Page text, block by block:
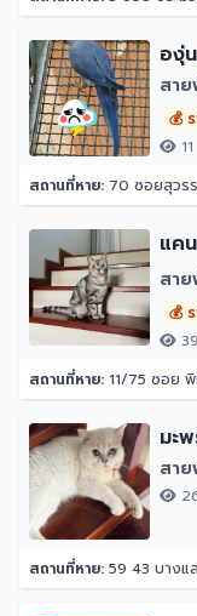
องุ่น
สา
💰
11
สถานที่หาย: 70 ซอยสุวร
แค
สา
💰
39
สถานที่หาย: 11/75 ซอย พิทั
มะ
สา
สถานที่หาย: 59 43 บางแสน